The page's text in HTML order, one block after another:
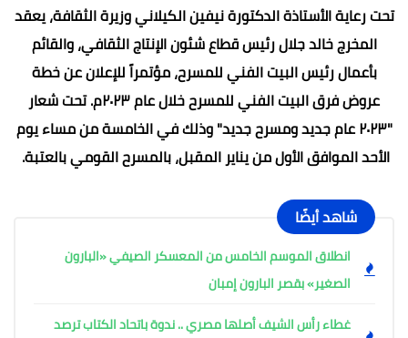
تحت رعاية الأستاذة الدكتورة نيفين الكيلاني وزيرة الثقافة، يعقد
المخرج خالد جلال رئيس قطاع شئون الإنتاج الثقافي، والقائم
بأعمال رئيس البيت الفني للمسرح، مؤتمراً للإعلان عن خطة
عروض فرق البيت الفني للمسرح خلال عام ٢٠٢٣م. تحت شعار
"٢٠٢٣ عام جديد ومسرح جديد" وذلك في الخامسة من مساء يوم
الأحد الموافق الأول من يناير المقبل، بالمسرح القومي بالعتبة.
شاهد أيضًا
انطلاق الموسم الخامس من المعسكر الصيفي «البارون
الصغير» بقصر البارون إمبان
غطاء رأس الشيف أصلها مصري .. ندوة باتحاد الكتاب ترصد